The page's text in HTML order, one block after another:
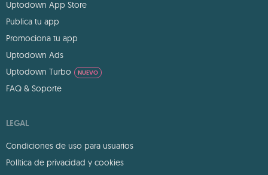
Uptodown App Store
Publica tu app
Promociona tu app
Uptodown Ads
Uptodown Turbo
NUEVO
FAQ & Soporte
LEGAL
Condiciones de uso para usuarios
Política de privacidad y cookies